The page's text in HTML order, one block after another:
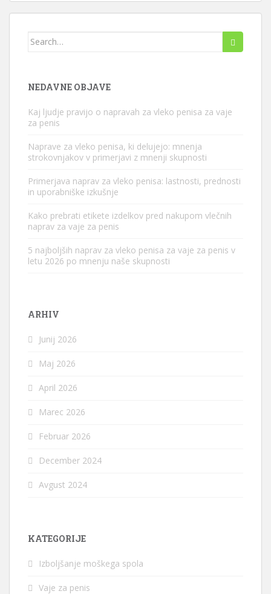
Iskanje:
NEDAVNE OBJAVE
Kaj ljudje pravijo o napravah za vleko penisa za vaje
za penis
Naprave za vleko penisa, ki delujejo: mnenja
strokovnjakov v primerjavi z mnenji skupnosti
Primerjava naprav za vleko penisa: lastnosti, prednosti
in uporabniške izkušnje
Kako prebrati etikete izdelkov pred nakupom vlečnih
naprav za vaje za penis
5 najboljših naprav za vleko penisa za vaje za penis v
letu 2026 po mnenju naše skupnosti
ARHIV
Junij 2026
Maj 2026
April 2026
Marec 2026
Februar 2026
December 2024
Avgust 2024
KATEGORIJE
Izboljšanje moškega spola
Vaje za penis